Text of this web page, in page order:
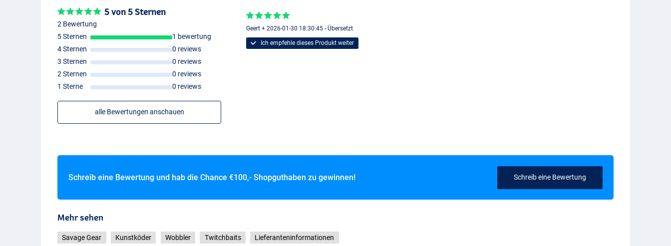
Ayu Ghost
5 von 5 Sternen
2 Bewertung
5 Sternen
1 bewertung
4 Sternen
0 reviews
3 Sternen
0 reviews
2 Sternen
0 reviews
1 Sterne
0 reviews
alle Bewertungen anschauen
Geert + 2026-01-30 18:30:45 - Übersetzt
Ich empfehle dieses Produkt weiter
Schreib eine Bewertung und hab die Chance €100,- Shopguthaben zu gewinnen! Schreib eine Bewertung
Mehr sehen
Savage Gear Kunstköder Wobbler Twitchbaits Lieferanteninformationen